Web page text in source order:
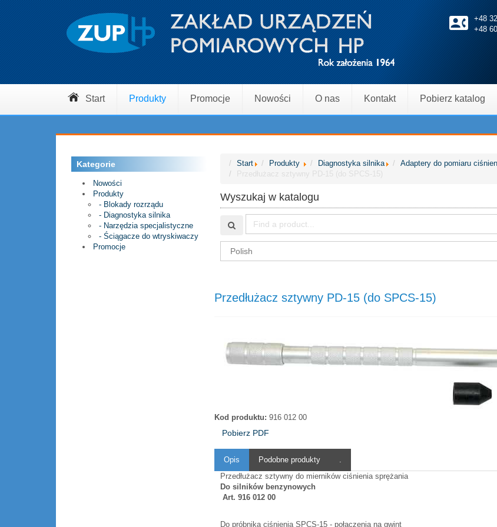
+48
+48
Start Produkty Promocje Nowości O nas Kontakt Pobierz katalog
Kategorie
Nowości
Produkty
- Blokady rozrządu
- Diagnostyka silnika
- Narzędzia specjalistyczne
- Ściągacze do wtryskiwaczy
Promocje
Start Produkty Diagnostyka silnika Adaptery do pomiaru
Przedłużacz sztywny PD-15 (do SPCS-15)
Wyszukaj w katalogu
Przedłużacz sztywny PD-15 (do SPCS-15)
Kod produktu: 916 012 00
Pobierz PDF
Opis Podobne produkty
Przedłużacz sztywny do mierników ciśnienia sprężania
Do silników benzynowych
Art. 916 012 00
Do próbnika ciśnienia SPCS-15 - połączenia na gwint